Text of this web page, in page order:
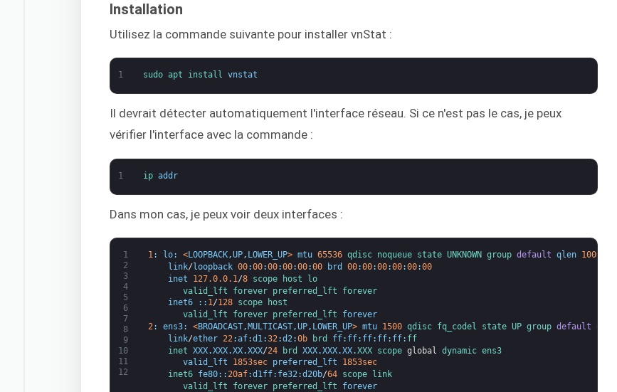
Installation
Utilisez la commande suivante pour installer vnStat :
1 sudo apt install vnstat
Il devrait détecter automatiquement l'interface réseau. Si ce n'est pas le cas, je peux
vérifier l'interface avec la commande :
1 ip addr
Dans mon cas, je peux voir deux interfaces :
1
2
3
4
5
6
7
8
9
10
11
12
1: lo: <LOOPBACK,UP, LOWER_UP> mtu 65536 qdisc noqueue state UNKNOWN group default qlen 1000
link/ loopback 00:00:00:00:00:00 brd 00:00:00:00:00:00
inet
127.0.0.1 /8 scope host lo
valid_lft forever preferred_lft forever
inet6
: : 1/128 scope
host
valid_lft forever preferred_lft forever
2: ens3: <BROADCAST, MULTICAST,UP, LOWER_UP> mtu 1500 qdisc fq_codel state UP group default qlen
link/ether 22 :af:d1 :32 :d2 :0b brd ff: ff: ff: ff: ff: ff
inet XXX.XXX.XX.XXX/24 brd XXX.XXX.XX.XXX scope global dynamic ens3
valid_lft
1853sec preferred_lft
1853sec
inet6 fe80: :20af:d1ff: fe32:d20b/64 scope
link
valid_lft forever preferred_lft forever